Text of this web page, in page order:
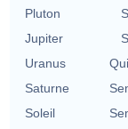
Pluton
Jupiter
Uranus
Saturne
Soleil